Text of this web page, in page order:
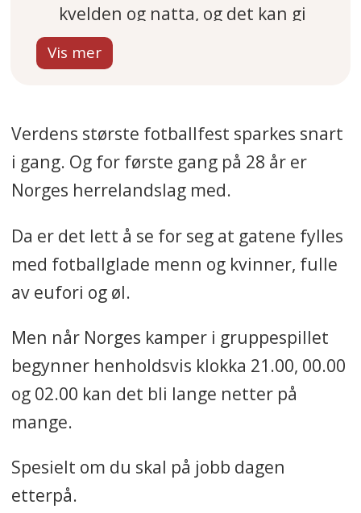
kvelden og natta, og det kan gi
trøtte ansatte dagen etter.
Spekter mener likevel at
mesterskapet.
Et relevant tema i saken er
hvordan arbeidsgivere og
ansatte kan planlegge rundt
nattkamper. Rådene er å velge
kamper med omhu, søke ferie
møte på jobb uthvilt og
arbeidsfør.
Både Spekter og SMB Norge
mener ledere bør vise
fleksibilitet der det er mulig.
Samtidig kan VM skape
fellesskap og bedre
Verdens største fotballfest sparkes snart
i gang. Og for første gang på 28 år er
Norges herrelandslag med.
Da er det lett å se for seg at gatene fylles
med fotballglade menn og kvinner, fulle
av eufori og øl.
Men når Norges kamper i gruppespillet
begynner henholdsvis klokka 21.00, 00.00
og 02.00 kan det bli lange netter på
mange.
Spesielt om du skal på jobb dagen
etterpå.